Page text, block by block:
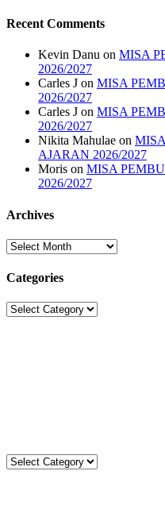
Recent Comments
Kevin Danu on MISA
2026/2027
Carles J on MISA
2026/2027
Carles J on MISA
2026/2027
Nikita Mahulae on
AJARAN 2026/2027
Moris on MISA
2026/2027
Archives
Archives
Categories
Categories
Kategori